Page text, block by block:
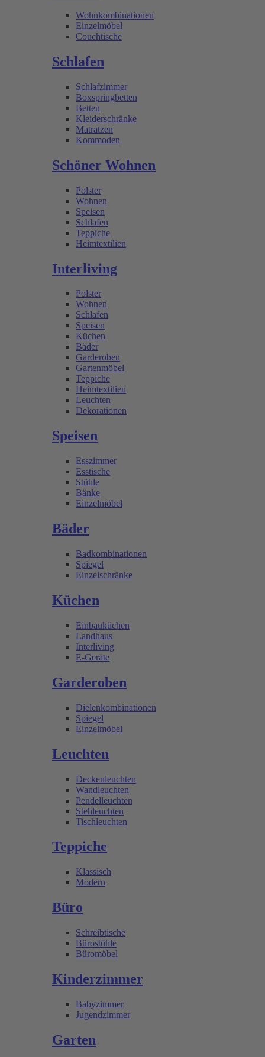
Wohnkombinationen
Einzelmöbel
Couchtische
Schlafen
Schlafzimmer
Boxspringbetten
Betten
Kleiderschränke
Matratzen
Kommoden
Schöner Wohnen
Polster
Wohnen
Speisen
Schlafen
Teppiche
Heimtextilien
Interliving
Polster
Wohnen
Schlafen
Speisen
Küchen
Bäder
Garderoben
Gartenmöbel
Teppiche
Heimtextilien
Leuchten
Dekorationen
Speisen
Esszimmer
Esstische
Stühle
Bänke
Einzelmöbel
Bäder
Badkombinationen
Spiegel
Einzelschränke
Küchen
Einbauküchen
Landhaus
Interliving
E-Geräte
Garderoben
Dielenkombinationen
Spiegel
Einzelmöbel
Leuchten
Deckenleuchten
Wandleuchten
Pendelleuchten
Stehleuchten
Tischleuchten
Teppiche
Klassisch
Modern
Büro
Schreibtische
Bürostühle
Büromöbel
Kinderzimmer
Babyzimmer
Jugendzimmer
Garten